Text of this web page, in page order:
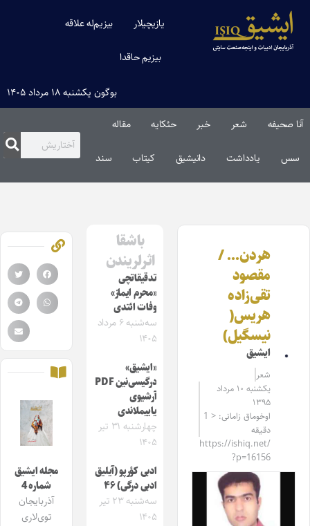
یازیچیلار بیزیم‌له علاقه
بیزیم حاقدا
بوگون یکشنبه ۱۸ مرداد ۱۴۰۵
آنا صحیفه شعر خبر حئکایه مقاله‌
سس یادداشت دانیشیق کیتاب سند
هردن… /
مقصود
تقی‌زاده
هریس(
نیسگیل)
ایشیق
شعر
یکشنبه ۱۰ مرداد
۱۳۹۵
اوخوماق زامانی: < 1
دقیقه
https://ishiq.net/
?p=16156
باشقا
اثرلریندن
تدقیقاتچی
«محرم ایماز»
وفات ائتدی
سه‌شنبه ۶ مرداد
۱۴۰۵
«ایشیق»
درگیسی‌نین PDF
آرشیوی
یاییملاندی
چهارشنبه ۳۱ تیر
۱۴۰۵
ادبی کؤرپو (آیلیق
ادبی درگی) ۴۶
سه‌شنبه ۲۳ تیر
۱۴۰۵
مجله ایشیق
شماره 4
آذربایجان
توی‌لاری